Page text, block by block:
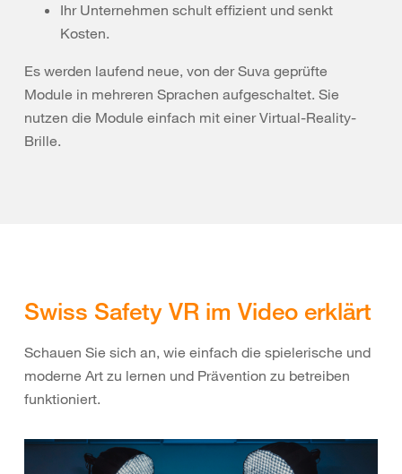
Ihr Unternehmen schult effizient und senkt
Kosten.
Es werden laufend neue, von der Suva geprüfte
Module in mehreren Sprachen aufgeschaltet. Sie
nutzen die Module einfach mit einer Virtual-Reality-
Brille.
Swiss Safety VR im Video erklärt
Schauen Sie sich an, wie einfach die spielerische und
moderne Art zu lernen und Prävention zu betreiben
funktioniert.